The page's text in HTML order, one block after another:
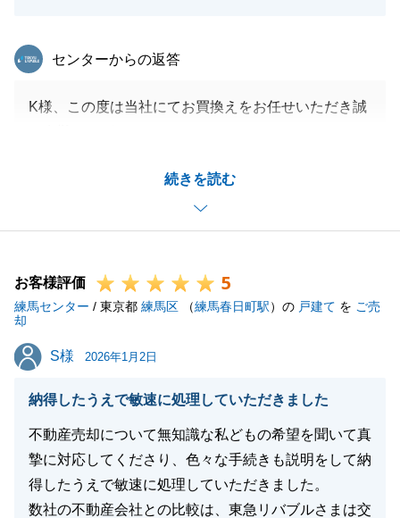
続きを読む
東急リバブル
センターからの返答
K様、この度は当社にてお買換えをお任せいただき誠
についても移動が必要なためK様にはお手数お掛け致
しましたが、スムーズなお取引を行え大変感謝してお
ります。
ますと幸いです。
引き続きよろしくお願いいたします。
お客様評価 5
練馬センター / 東京都 練馬区 （練馬春日町駅）の 戸建て を ご売
却
S様
S様 2026年1月2日
納得したうえで敏速に処理していただきました
不動産売却について無知識な私どもの希望を聞いて真
摯に対応してくださり、色々な手続きも説明をして納
得したうえで敏速に処理していただきました。
数社の不動産会社との比較は、東急リバブルさまは交